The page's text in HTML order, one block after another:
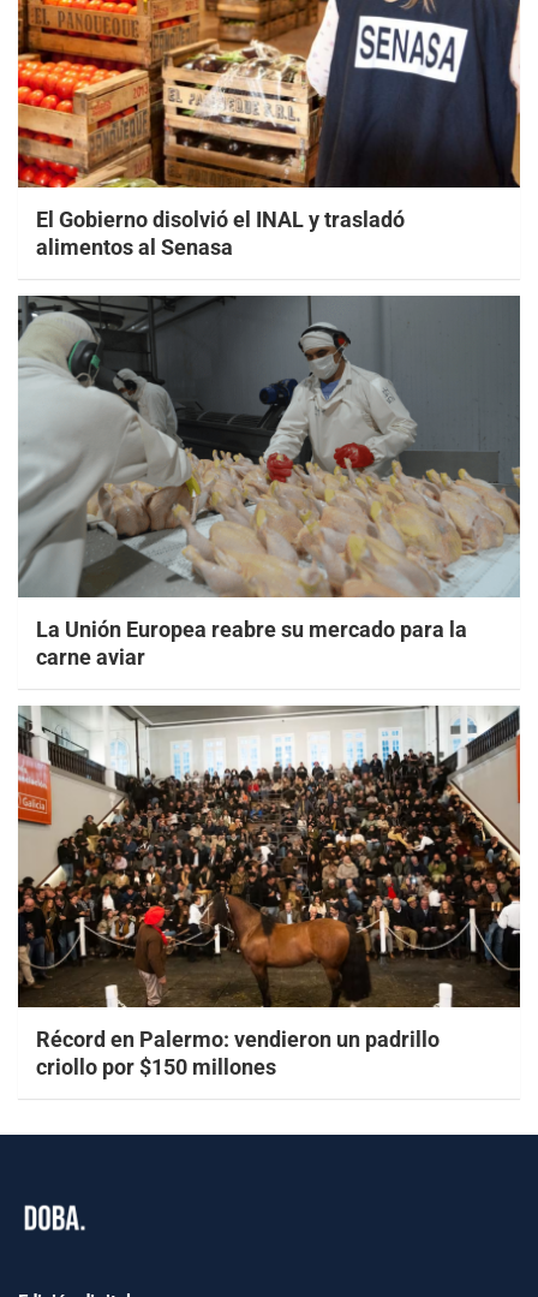
El Gobierno disolvió el INAL y trasladó
alimentos al Senasa
La Unión Europea reabre su mercado para la
carne aviar
Récord en Palermo: vendieron un padrillo
criollo por $150 millones